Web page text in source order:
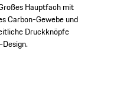
Hauptfach mit
Carbon-Gewebe und
Druckknöpfe